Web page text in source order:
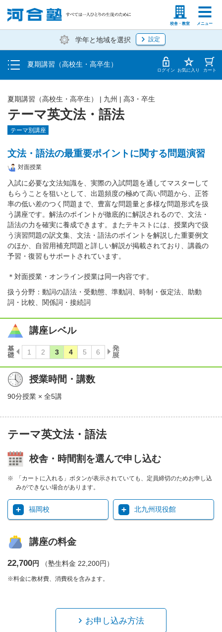
校舎・教室 メニュー
塾生の方 高等学校の先生
学年と地域を選択 設定
夏期講習（高校生・高卒生）
受講料・お申し込み方法
受講開始までの流れ
校舎・教室一覧 ログイン お気に入り カート
テーマ英文法・語法
夏期講習（高校生・高卒生） | 九州 | 高3・卒生
テーマ別講座
文法・語法の最重要ポイントに関する問題演習
対面授業
入試に必要な文法知識を、実際の入試問題を通してマスターして
もらうことを狙いとして、出題頻度の極めて高い問題から、正答
率の低い差のつく問題まで、豊富な問題量と多様な問題形式を扱
う講座です。解法のポイントが徹底的に解説されるので、文法・
語法の力を確実に養成できます。またテキストには、授業内で扱
う演習問題の訳文集、文法・語法のポイントを解説した重要例文
のほか、自習用補充問題と詳しい解説が掲載されており、講義の
予習・復習もサポートされています。
＊対面授業・オンライン授業は同一内容です。
扱う分野：動詞の語法・受動態、準動詞、時制・仮定法、助動
詞・比較、関係詞・接続詞
講座レベル
授業時間・講数
90分授業 × 全5講
テーマ英文法・語法
校舎・時間割を選んで申し込む
「カートに入れる」ボタンが表示されていても、定員締切のためお申し込
みができない場合があります。
福岡校 北九州現役館
講座の料金
22,700円 （塾生料金 22,200円）
※料金に教材費、消費税を含みます。
お申し込み方法